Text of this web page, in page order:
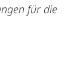
für die